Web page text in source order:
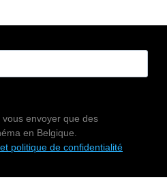
envoyer que des
en Belgique.
politique de confidentialité